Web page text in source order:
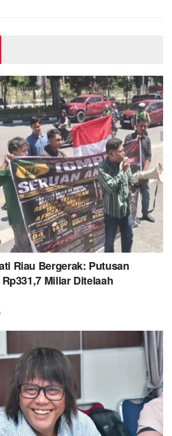
Riau Bergerak: Putusan
Miliar Ditelaah